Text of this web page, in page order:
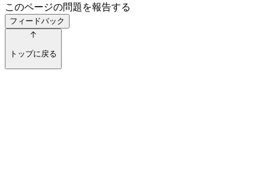
このページの問題を報告する
フィードバック
トップに戻る